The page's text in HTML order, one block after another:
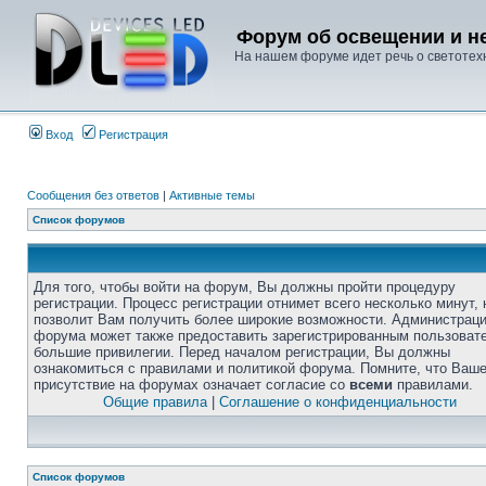
Форум об освещении и
На нашем форуме идет речь о
Вход Регистрация
Сообщения без ответов | Активные темы
Список форумов
Для того, чтобы войти на форум, Вы должны пройти процедуру
регистрации. Процесс регистрации отнимет всего несколько минут,
позволит Вам получить более широкие возможности.
форума может также предоставить зарегистрированным
большие привилегии. Перед началом регистрации, Вы должны
ознакомиться с правилами и политикой форума. Помните, что Ваше
присутствие на форумах означает согласие со всеми правилами.
Общие правила| Соглашение о конфиденциальности
Список форумов